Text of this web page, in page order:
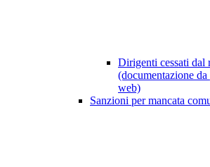
Dirigenti cessati dal
(documentazione
web)
Sanzioni per mancata